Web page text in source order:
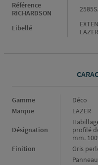
Référence
RICHARDSON
Libellé
Caractéristiques
Gamme
Déco
Marque
LAZER
Désignation
profilé
mm.
Finition
Gris